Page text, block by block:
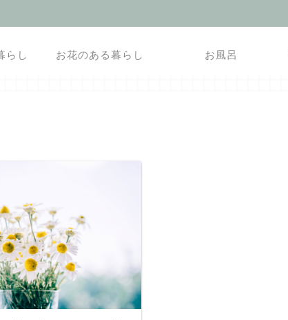
らし お花のある暮らし お風呂